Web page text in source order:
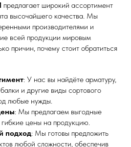
предлагает широкий ассортимент
высочайшего качества. Мы
производителями и
всей продукции мировым
причин, почему стоит обратиться
: У нас вы найдёте арматуру,
и другие виды сортового
любые нужды.
: Мы предлагаем выгодные
гибкие цены на продукцию.
подход: Мы готовы предложить
любой сложности, обеспечив